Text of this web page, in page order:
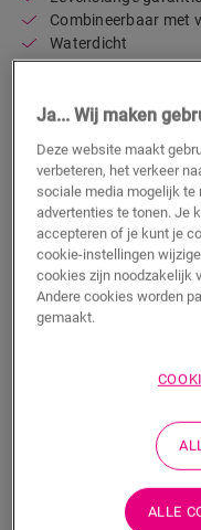
Combineerbaar met
Waterdicht
m²
behoeften past?
Bekijk hoe het
Bestel een
Ja... Wij maken
Deze website maakt
verbeteren, het verkeer
sociale media mogelijk te
advertenties te tonen. Je
accepteren of je kunt je
cookie-instellingen
cookies zijn noodzakelijk
Andere cookies worden
gemaakt.
ALLE